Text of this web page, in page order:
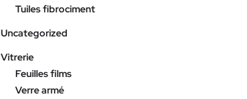
Tuiles fibrociment
Uncategorized
Vitrerie
Feuilles films
Verre armé